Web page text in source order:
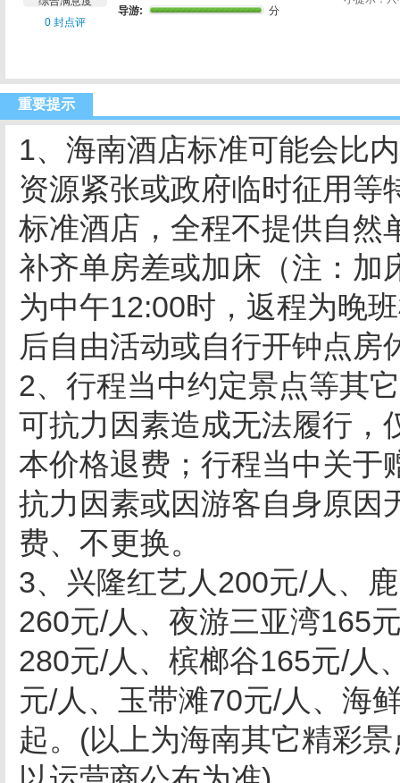
0 封点评
导游:
分
重要提示
1、海南酒店标准可能会比
资源紧张或政府临时征用等
标准酒店，全程不提供自然
补齐单房差或加床（注：加
为中午12:00时，返程为晚
后自由活动或自行开钟点房
2、行程当中约定景点等其
可抗力因素造成无法履行，
本价格退费；行程当中关于
抗力因素或因游客自身原因
费、不更换。
3、兴隆红艺人200元/人、
260元/人、夜游三亚湾165
280元/人、槟榔谷165元/人
元/人、玉带滩70元/人、海
起。(以上为海南其它精彩